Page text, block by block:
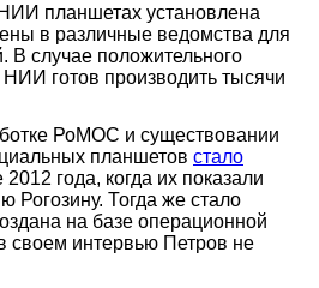
планшетах установлена
в различные ведомства для
В случае положительного
готов производить тысячи
РоМОС и существовании
планшетов стало
года, когда их показали
Рогозину. Тогда же стало
на базе операционной
своем интервью Петров не